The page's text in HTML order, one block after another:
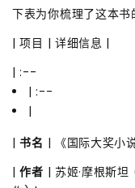
下表为你梳理了这本书
| 项目 | 详细信息 |
| :--
| :--
|
|书名 | 《国际大奖小
|作者 | 苏姬·摩根斯